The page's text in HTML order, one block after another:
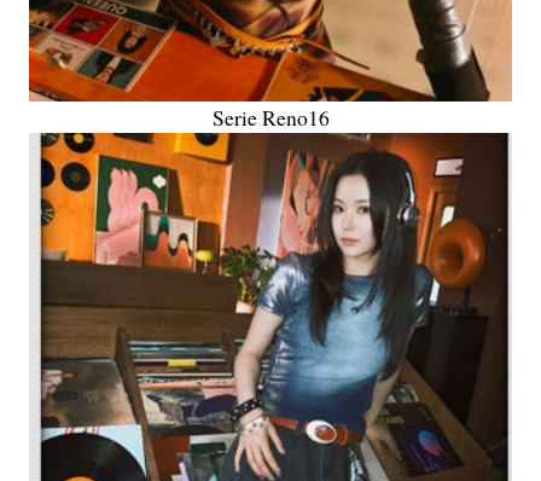
Serie Reno16